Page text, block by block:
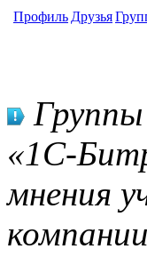
Профиль Друзья
«1С-
мнения